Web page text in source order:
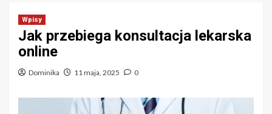
Wpisy
Jak przebiega konsultacja lekarska
online
Dominika 11 maja, 2025 0